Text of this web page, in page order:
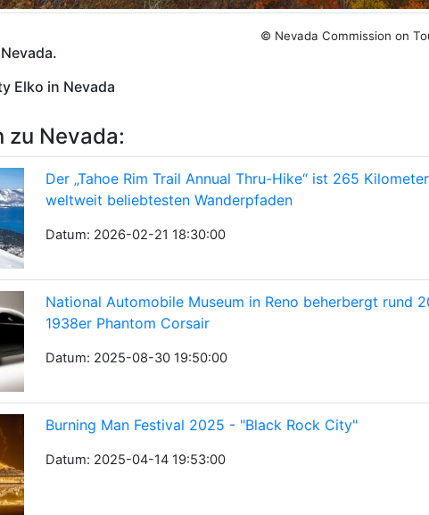
© Nevada Commission on
Elko in Nevada
zu Nevada:
Der „Tahoe Rim Trail Annual Thru-Hike“ ist 265
weltweit beliebtesten Wanderpfaden
Datum: 2026-02-21 18:30:00
National Automobile Museum in Reno beherbergt rund
1938er Phantom Corsair
Datum: 2025-08-30 19:50:00
Burning Man Festival 2025 - "Black Rock City"
Datum: 2025-04-14 19:53:00